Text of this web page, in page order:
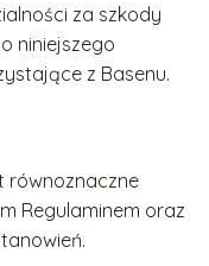
za szkody
niniejszego
z Basenu.
równoznaczne
Regulaminem oraz